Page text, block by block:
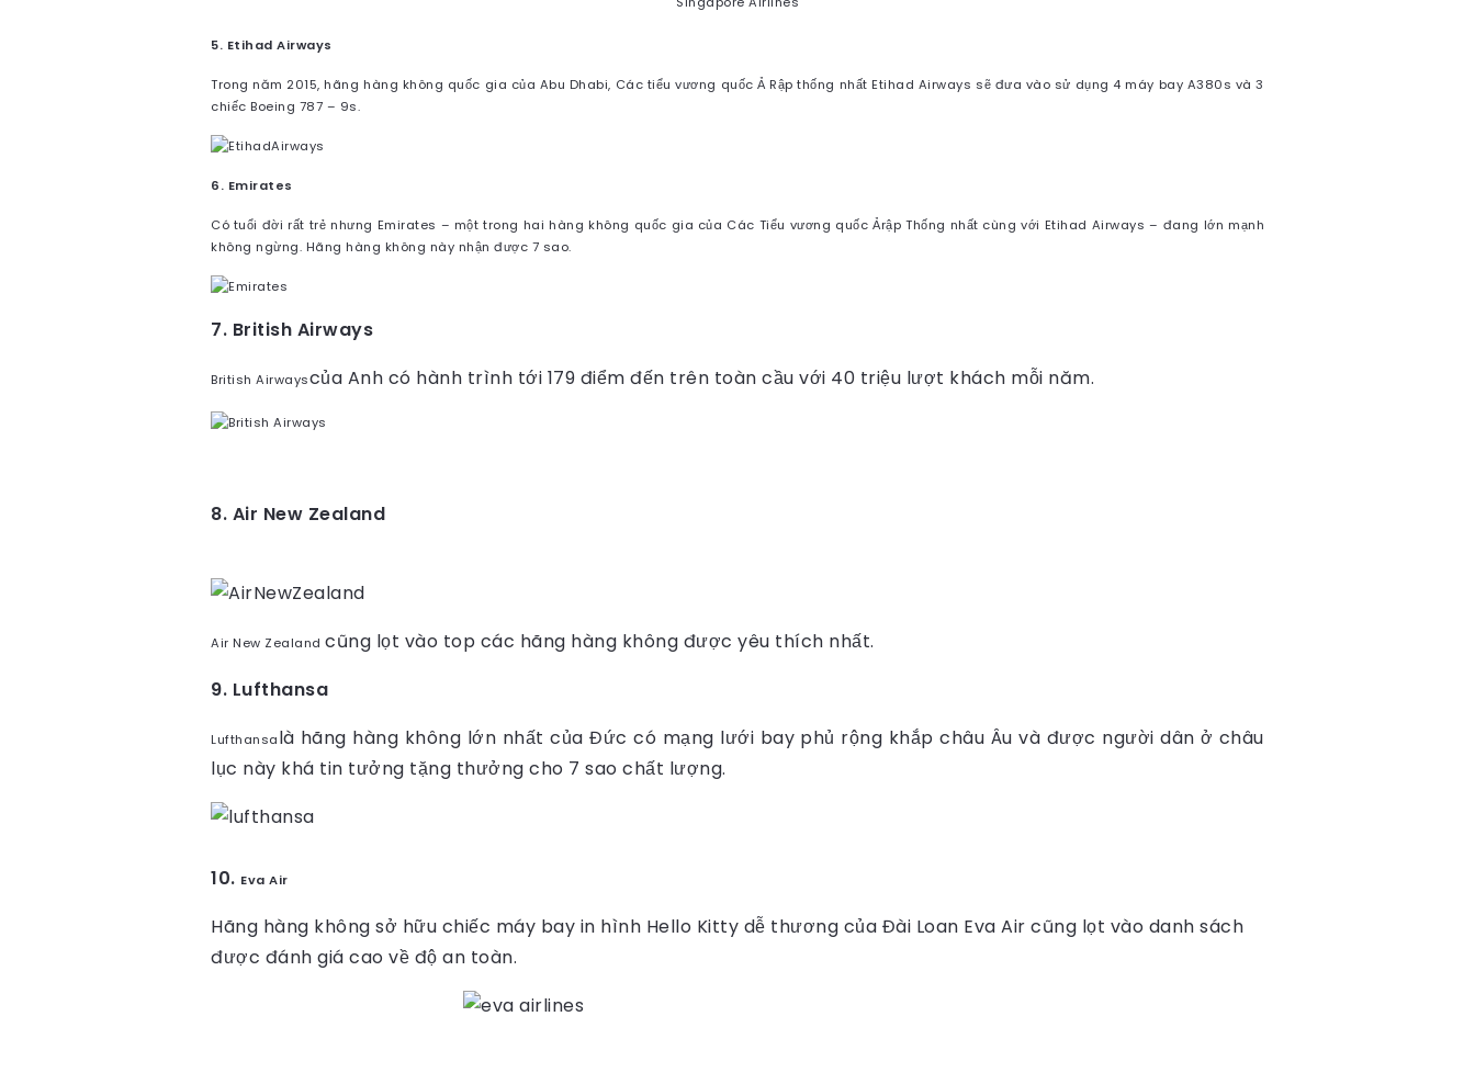
5. Etihad Airways
Trong năm 2015, hãng hàng không quốc gia của Abu Dhabi, Các tiểu vương quốc Ả Rập thống nhất Etihad Airways sẽ đưa vào sử dụng 4 máy bay A380s và 3
chiếc Boeing 787 – 9s.
6. Emirates
Có tuổi đời rất trẻ nhưng Emirates – một trong hai hàng không quốc gia của Các Tiểu vương quốc Ảrập Thống nhất cùng với Etihad Airways – đang lớn mạnh
không ngừng. Hãng hàng không này nhận được 7 sao.
7. British Airways
British Airwayscủa Anh có hành trình tới 179 điểm đến trên toàn cầu với 40 triệu lượt khách mỗi năm.
8. Air New Zealand
Air New Zealand cũng lọt vào top các hãng hàng không được yêu thích nhất.
9. Lufthansa
Lufthansalà hãng hàng không lớn nhất của Đức có mạng lưới bay phủ rộng khắp châu Âu và được người dân ở châu
lục này khá tin tưởng tặng thưởng cho 7 sao chất lượng.
10. Eva Air
Hãng hàng không sở hữu chiếc máy bay in hình Hello Kitty dễ thương của Đài Loan Eva Air cũng lọt vào danh sách
được đánh giá cao về độ an toàn.